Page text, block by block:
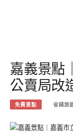
嘉義景點
公賣局改
免費景點 省錢旅